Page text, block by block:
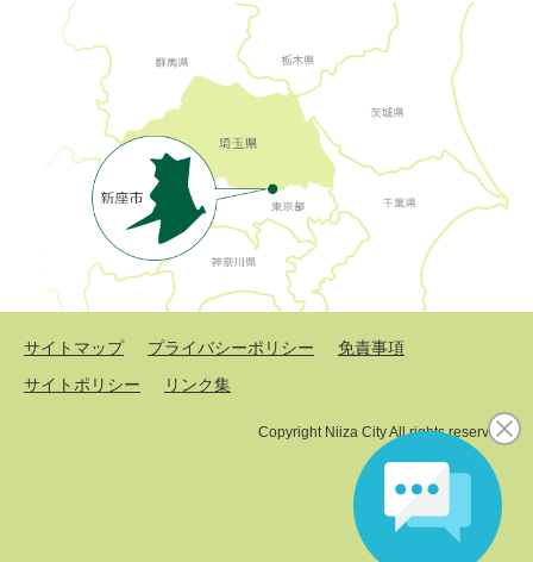
サイトマップ プライバシーポリシー
免責事項
サイトポリシー
リンク集
Copyright Niiza City All rights reserved.